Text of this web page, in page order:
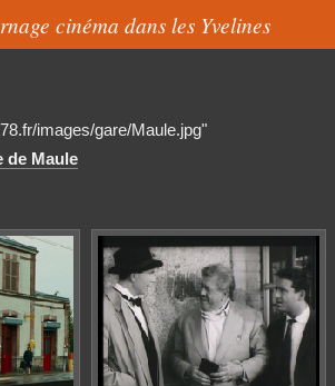
cinéma dans les Yvelines
images/gare/Maule.jpg"
de Maule